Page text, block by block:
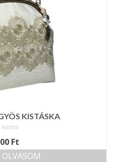
KISTÁSKA
RATED
Ft